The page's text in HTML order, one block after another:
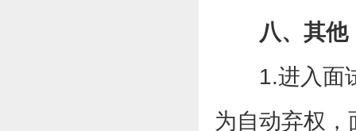
八、其他
1.进入面
为自动弃权